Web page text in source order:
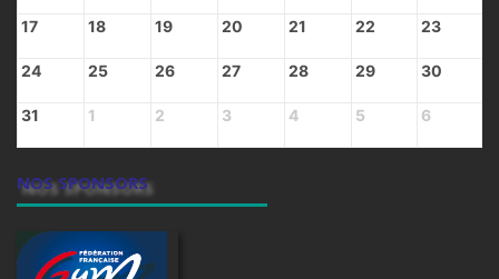
17 18 19 20 21 22 23
24 25 26 27 28 29 30
31 1 2 3 4 5 6
NOS SPONSORS